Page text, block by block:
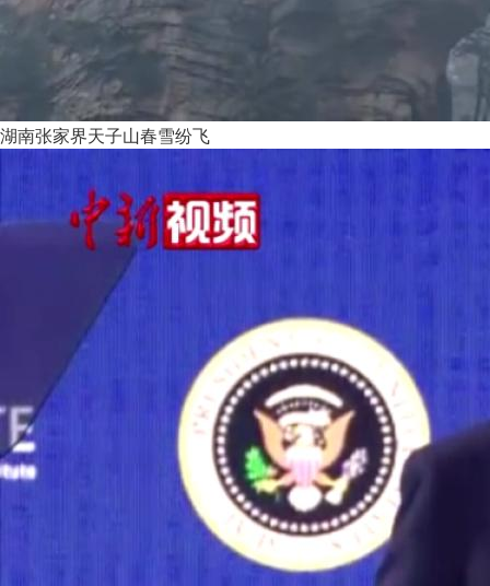
湖南张家界天子山春雪纷飞